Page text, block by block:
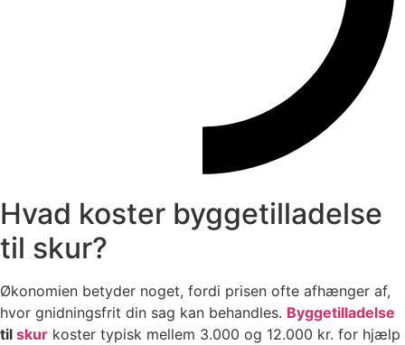
Hvad koster byggetilladelse
til skur?
Økonomien betyder noget, fordi prisen ofte afhænger af,
hvor gnidningsfrit din sag kan behandles. Byggetilladelse
til skur koster typisk mellem 3.000 og 12.000 kr. for hjælp